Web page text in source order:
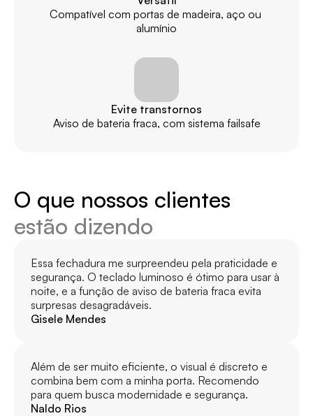
Compatível com portas de madeira, aço ou
alumínio
Evite transtornos
Aviso de bateria fraca, com sistema failsafe
O que nossos clientes
estão dizendo
Essa fechadura me surpreendeu pela praticidade e
segurança. O teclado luminoso é ótimo para usar à
noite, e a função de aviso de bateria fraca evita
surpresas desagradáveis.
Gisele Mendes
Além de ser muito eficiente, o visual é discreto e
combina bem com a minha porta. Recomendo
para quem busca modernidade e segurança.
Naldo Rios